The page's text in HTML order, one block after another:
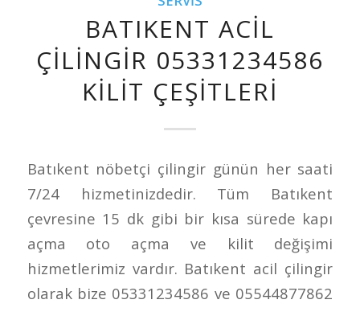
BATIKENT ACIL
ÇILINGIR 05331234586
KILIT ÇEŞITLERI
Batıkent nöbetçi çilingir günün her saati
7/24 hizmetinizdedir. Tüm Batıkent
çevresine 15 dk gibi bir kısa sürede kapı
açma oto açma ve kilit değişimi
hizmetlerimiz vardır. Batıkent acil çilingir
olarak bize 05331234586 ve 05544877862